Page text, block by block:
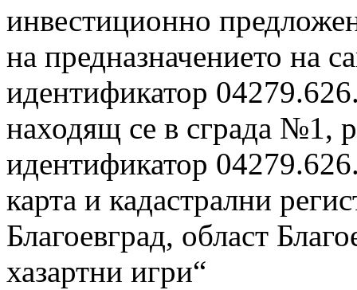
инвестиционно
на предназначението на
идентификатор
находящ се в сграда №1,
идентификатор
карта и кадастрални
Благоевград, област
хазартни игри“